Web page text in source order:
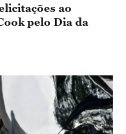
ao
pelo Dia da